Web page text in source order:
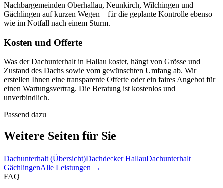
Nachbargemeinden Oberhallau, Neunkirch, Wilchingen und
Gächlingen auf kurzen Wegen – für die geplante Kontrolle ebenso
wie im Notfall nach einem Sturm.
Kosten und Offerte
Was der Dachunterhalt in Hallau kostet, hängt von Grösse und
Zustand des Dachs sowie vom gewünschten Umfang ab. Wir
erstellen Ihnen eine transparente Offerte oder ein faires Angebot für
einen Wartungsvertrag. Die Beratung ist kostenlos und
unverbindlich.
Passend dazu
Weitere Seiten für Sie
Dachunterhalt (Übersicht)Dachdecker HallauDachunterhalt
GächlingenAlle Leistungen →
FAQ